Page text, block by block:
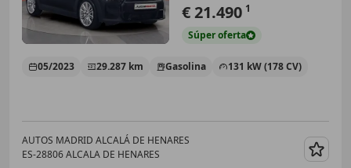
€ 21.490 1
Súperoferta
05/2023 29.287 km Gasolina 131 kW (178 CV)
AUTOS MADRID ALCALÁ DE HENARES
ES-28806 ALCALA DE HENARES